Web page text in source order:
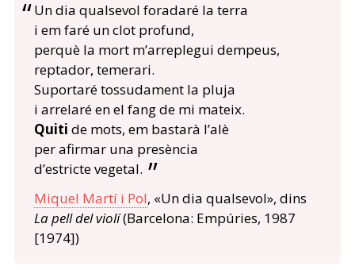
Un dia qualsevol foradaré la terra
i em faré un clot profund,
perquè la mort m’arreplegui dempeus,
reptador, temerari.
Suportaré tossudament la pluja
i arrelaré en el fang de mi mateix.
Quiti de mots, em bastarà l’alè
per afirmar una presència
d’estricte vegetal.
Miquel Martí i Pol, «Un dia qualsevol», dins
La pell del violí(Barcelona: Empúries, 1987
[1974])